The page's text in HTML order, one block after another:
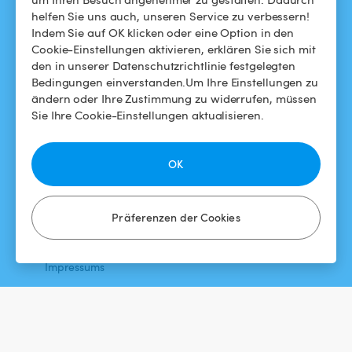
helfen Sie uns auch, unseren Service zu verbessern!
Indem Sie auf OK klicken oder eine Option in den
Cookie-Einstellungen aktivieren, erklären Sie sich mit
den in unserer Datenschutzrichtlinie festgelegten
Bedingungen einverstanden.Um Ihre Einstellungen zu
ändern oder Ihre Zustimmung zu widerrufen, müssen
Sie Ihre Cookie-Einstellungen aktualisieren.
Präferenzen der Cookies
OK
Swimmy in den Medien
Das Swimmy-Abenteuer
Für Gastgeber
Meinen Pool vermieten
So funktioniert's
Allgemeine
Geschäftsbedingungen
Datenschutzbestimmungen
Impressums
Instagram